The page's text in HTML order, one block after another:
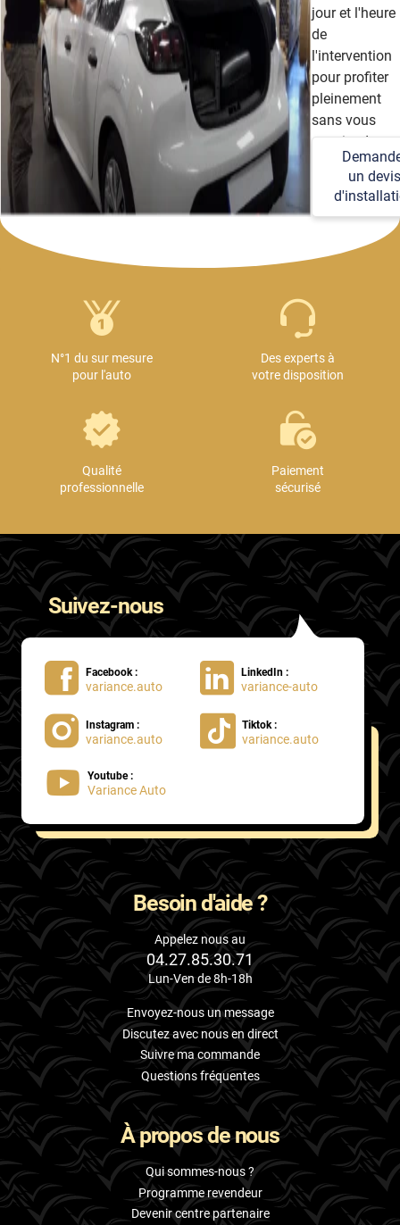
jour et l'heure
de
l'intervention
pour profiter
pleinement
sans vous
soucier des
détails
techniques et
logistiques.
un devis
N°1 du sur mesure
pour l'auto
Des experts à
votre disposition
Qualité
professionnelle
Paiement
sécurisé
Suivez-nous
Facebook :
variance.auto
LinkedIn :
variance-auto
Instagram :
variance.auto
Tiktok :
variance.auto
Youtube :
Variance Auto
Besoin d'aide ?
Appelez nous au
04.27.85.30.71
Lun-Ven de 8h-18h
Envoyez-nous un message
Discutez avec nous en direct
Suivre ma commande
Questions fréquentes
À propos de nous
Qui sommes-nous ?
Programme revendeur
Devenir centre partenaire